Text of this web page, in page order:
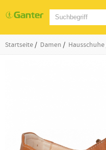
Startseite / Damen / Hausschuhe